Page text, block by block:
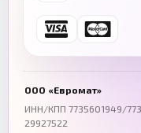
Ростов-на-Дону
+7 (863) 333-50-75
Волгоград
+7 (844) 261-36-12
ООО «Евромат»
ИНН/КПП 7735601949/
29927522